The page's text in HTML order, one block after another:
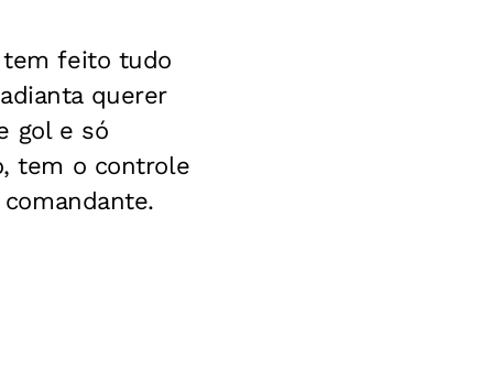
tem feito tudo
querer
gol e só
tem o controle